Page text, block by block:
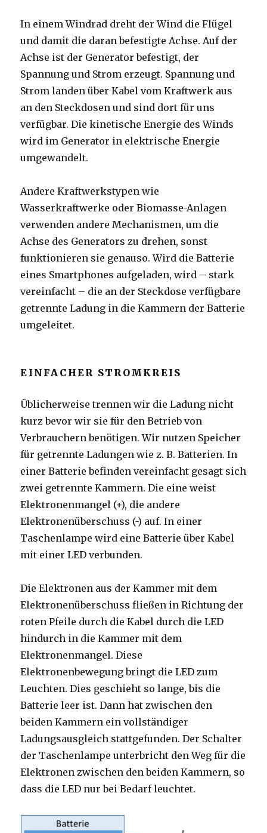
In einem Windrad dreht der Wind die Flügel
und damit die daran befestigte Achse. Auf der
Achse ist der Generator befestigt, der
Spannung und Strom erzeugt. Spannung und
Strom landen über Kabel vom Kraftwerk aus
an den Steckdosen und sind dort für uns
verfügbar. Die kinetische Energie des Winds
wird im Generator in elektrische Energie
umgewandelt.
Andere Kraftwerkstypen wie
Wasserkraftwerke oder Biomasse-Anlagen
verwenden andere Mechanismen, um die
Achse des Generators zu drehen, sonst
funktionieren sie genauso. Wird die Batterie
eines Smartphones aufgeladen, wird – stark
vereinfacht – die an der Steckdose verfügbare
getrennte Ladung in die Kammern der Batterie
umgeleitet.
EINFACHER STROMKREIS
Üblicherweise trennen wir die Ladung nicht
kurz bevor wir sie für den Betrieb von
Verbrauchern benötigen. Wir nutzen Speicher
für getrennte Ladungen wie z. B. Batterien. In
einer Batterie befinden vereinfacht gesagt sich
zwei getrennte Kammern. Die eine weist
Elektronenmangel (+), die andere
Elektronenüberschuss (-) auf. In einer
Taschenlampe wird eine Batterie über Kabel
mit einer LED verbunden.
Die Elektronen aus der Kammer mit dem
Elektronenüberschuss fließen in Richtung der
roten Pfeile durch die Kabel durch die LED
hindurch in die Kammer mit dem
Elektronenmangel. Diese
Elektronenbewegung bringt die LED zum
Leuchten. Dies geschieht so lange, bis die
Batterie leer ist. Dann hat zwischen den
beiden Kammern ein vollständiger
Ladungsausgleich stattgefunden. Der Schalter
der Taschenlampe unterbricht den Weg für die
Elektronen zwischen den beiden Kammern, so
dass die LED nur bei Bedarf leuchtet.